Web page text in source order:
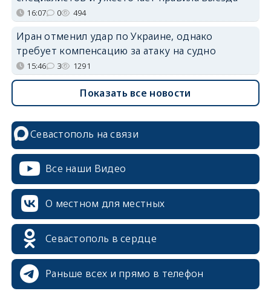
16:07 0 494
Иран отменил удар по Украине, однако
требует компенсацию за атаку на судно
15:46 3 1291
Показать все новости
Севастополь на связи
Все наши Видео
О местном для местных
Севастополь в сердце
Раньше всех и прямо в телефон